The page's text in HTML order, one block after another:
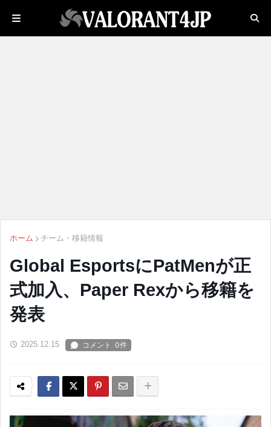
ホーム チーム・移籍情報
Global EsportsにPatMenが正
式加入、Paper Rexから移籍を
発表
2025.12.15